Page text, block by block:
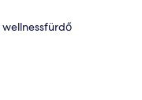
wellnessfürdő